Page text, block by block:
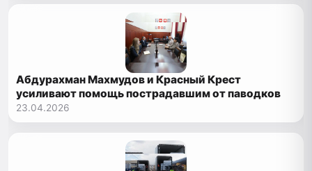
Абдурахман Махмудов и Красный Крест
усиливают помощь пострадавшим от паводков
23.04.2026